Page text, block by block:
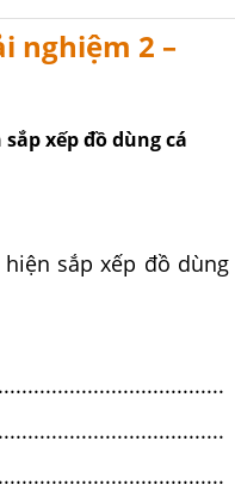
nghiệm 2 –
xếp đồ dùng cá
sắp xếp đồ dùng